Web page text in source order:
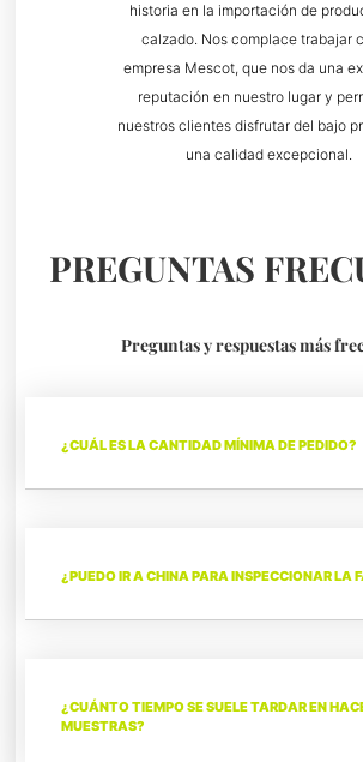
historia en la importación de
calzado. Nos complace trabajar
empresa Mescot, que nos da una
reputación en nuestro lugar y
nuestros clientes disfrutar del bajo
una calidad excepcional.
PREGUNTAS
Preguntas y respuestas más
¿CUÁL ES LA CANTIDAD MÍNIMA DE PEDIDO?
¿PUEDO IR A CHINA PARA INSPECCIONAR LA
¿CUÁNTO TIEMPO SE SUELE TARDAR EN
MUESTRAS?